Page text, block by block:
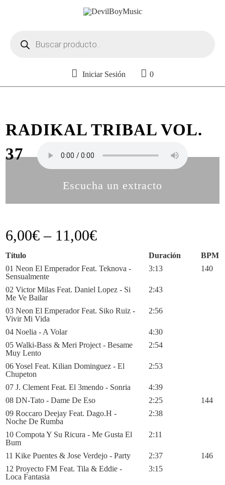
productos
Iniciar Sesión 0
RADIKAL TRIBAL VOL.
37
Escucha un extracto
6,00€ – 11,00€
Título Duración
BPM
01 Neon El Emperador Feat. Teknova -
Sensualmente
3:13 140
02 Victor Milas Feat. Daniel Lopez - Si
Me Ve Bailar
2:43
03 Neon El Emperador Feat. Siko Ruiz -
Vivir Mi Vida
2:56
04 Noelia - A Volar
4:30
05 Walki-Bass & Meri Project - Besame
Muy Lento
2:54
06 Yosel Feat. Kilian Dominguez - El
Chupeton
2:53
07 J. Clement Feat. El 3mendo - Sonria
4:39
08 DN-Tato - Dame De Eso
2:25
144
09 Roccaro Deejay Feat. Dago.H -
Noche De Rumba
2:38
10 Compota Y Su Ricura - Me Gusta El
Bum
2:11
11 Kike Puentes & Jose Verdejo - Party 2:37
146
12 Proyecto FM Feat. Tila & Eddie -
Loca Fantasia
3:15